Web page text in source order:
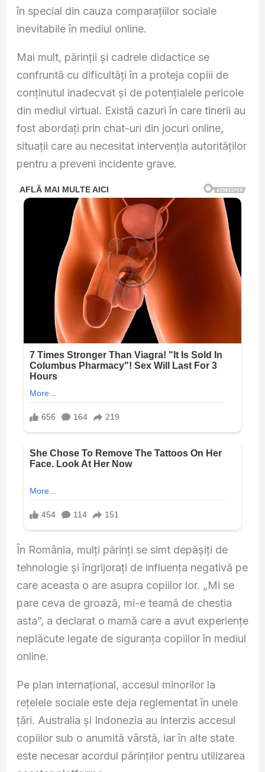
în special din cauza comparațiilor sociale
inevitabile în mediul online.
Mai mult, părinții și cadrele didactice se
confruntă cu dificultăți în a proteja copiii de
conținutul inadecvat și de potențialele pericole
din mediul virtual. Există cazuri în care tinerii au
fost abordați prin chat-uri din jocuri online,
situații care au necesitat intervenția autorităților
pentru a preveni incidente grave.
În România, mulți părinți se simt depășiți de
tehnologie și îngrijorați de influența negativă pe
care aceasta o are asupra copiilor lor. „Mi se
pare ceva de groază, mi-e teamă de chestia
asta”, a declarat o mamă care a avut experiențe
neplăcute legate de siguranța copiilor în mediul
online.
Pe plan internațional, accesul minorilor la
rețelele sociale este deja reglementat în unele
țări. Australia și Indonezia au interzis accesul
copiilor sub o anumită vârstă, iar în alte state
este necesar acordul părinților pentru utilizarea